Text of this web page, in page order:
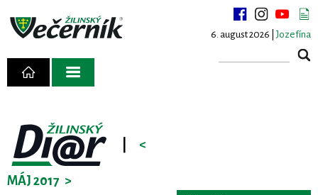
6. august 2026 | Jozefína
<
MÁJ 2017 >